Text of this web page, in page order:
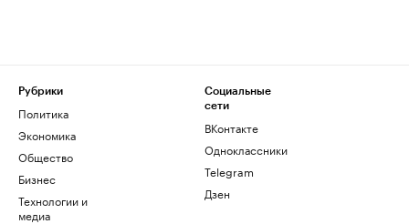
Рубрики
Политика
Экономика
Общество
Бизнес
Технологии и
медиа
Социальные
сети
ВКонтакте
Одноклассники
Telegram
Дзен